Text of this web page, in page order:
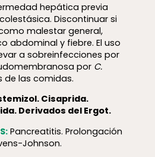
hepática previa
Discontinuar si
malestar general,
abdominal y fiebre. El uso
a sobreinfecciones por
por C.
las comidas.
Cisaprida.
Derivados del Ergot.
Pancreatitis. Prolongación
Johnson.